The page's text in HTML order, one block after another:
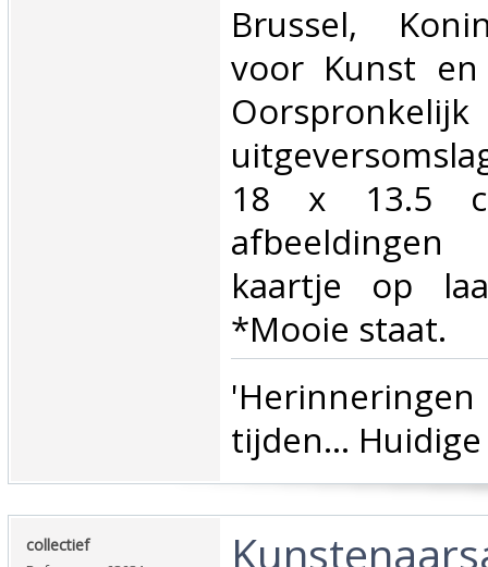
‎Brussel,
voor Kunst en
Oorspronkelijk
18 x 13.5
kaartje op
*Mooie staat.‎
tijden...
‎collectief‎